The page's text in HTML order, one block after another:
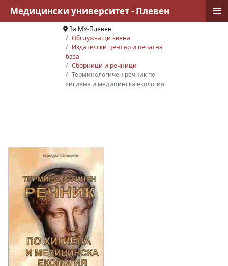
За МУ-Плевен
Обслужващи звена
Издателски център и печатна
база
Сборници и речници
Терминологичен речник по
хигиена и медицинска екология
Медицински университет - Плевен ≡